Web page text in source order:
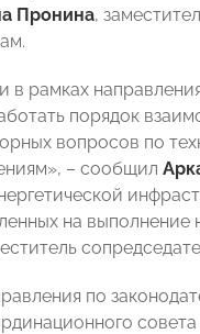
Пронина,
в рамках
порядок
вопросов по
– сообщил
на
по